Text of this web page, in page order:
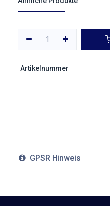
Artikelnummer
GPSR Hinweis